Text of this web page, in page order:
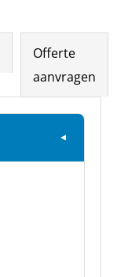
Offerte
aanvragen
▼